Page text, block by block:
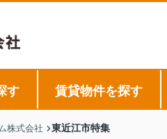
す 賃貸物件を探す
株式会社 東近江市特集